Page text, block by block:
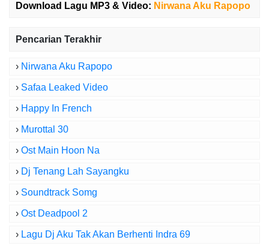
Download Lagu MP3 & Video: Nirwana Aku Rapopo
Pencarian Terakhir
› Nirwana Aku Rapopo
› Safaa Leaked Video
› Happy In French
› Murottal 30
› Ost Main Hoon Na
› Dj Tenang Lah Sayangku
› Soundtrack Somg
› Ost Deadpool 2
› Lagu Dj Aku Tak Akan Berhenti Indra 69